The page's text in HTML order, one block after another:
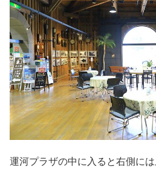
運河プラザの中に入ると右側に